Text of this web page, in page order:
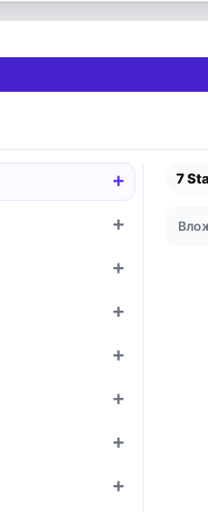
+Раскрыть
+Раскрыть
+Раскрыть
+Раскрыть
+Раскрыть
+Раскрыть
+Раскрыть
+Раскрыть
7